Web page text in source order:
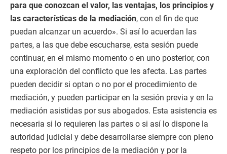
para que conozcan el valor, las ventajas, los principios y
las características de la mediación, con el fin de que
puedan alcanzar un acuerdo». Si así lo acuerdan las
partes, a las que debe escucharse, esta sesión puede
continuar, en el mismo momento o en uno posterior, con
una exploración del conflicto que les afecta. Las partes
pueden decidir si optan o no por el procedimiento de
mediación, y pueden participar en la sesión previa y en la
mediación asistidas por sus abogados. Esta asistencia es
necesaria si lo requieren las partes o si así lo dispone la
autoridad judicial y debe desarrollarse siempre con pleno
respeto por los principios de la mediación y por la